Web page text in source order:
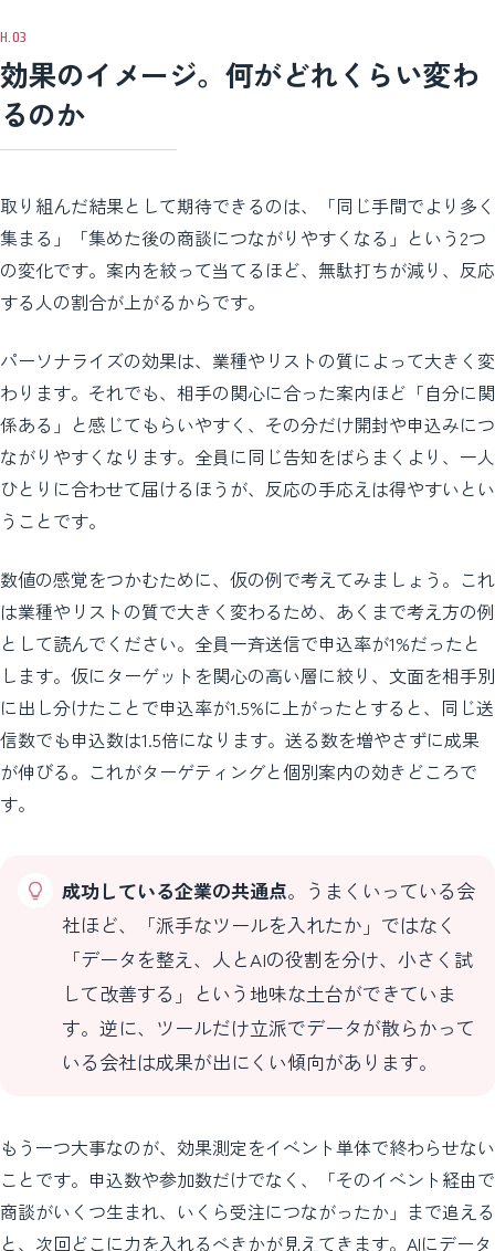
効果のイメージ。何がどれくらい変わ
るのか
取り組んだ結果として期待できるのは、「同じ手間でより多く
集まる」「集めた後の商談につながりやすくなる」という2つ
の変化です。案内を絞って当てるほど、無駄打ちが減り、反応
する人の割合が上がるからです。
パーソナライズの効果は、業種やリストの質によって大きく変
わります。それでも、相手の関心に合った案内ほど「自分に関
係ある」と感じてもらいやすく、その分だけ開封や申込みにつ
ながりやすくなります。全員に同じ告知をばらまくより、一人
ひとりに合わせて届けるほうが、反応の手応えは得やすいとい
うことです。
数値の感覚をつかむために、仮の例で考えてみましょう。これ
は業種やリストの質で大きく変わるため、あくまで考え方の例
として読んでください。全員一斉送信で申込率が1%だったと
します。仮にターゲットを関心の高い層に絞り、文面を相手別
に出し分けたことで申込率が1.5%に上がったとすると、同じ送
信数でも申込数は1.5倍になります。送る数を増やさずに成果
が伸びる。これがターゲティングと個別案内の効きどころで
す。
成功している企業の共通点。うまくいっている会
社ほど、「派手なツールを入れたか」ではなく
「データを整え、人とAIの役割を分け、小さく試
して改善する」という地味な土台ができていま
す。逆に、ツールだけ立派でデータが散らかって
いる会社は成果が出にくい傾向があります。
もう一つ大事なのが、効果測定をイベント単体で終わらせない
ことです。申込数や参加数だけでなく、「そのイベント経由で
商談がいくつ生まれ、いくら受注につながったか」まで追える
と、次回どこに力を入れるべきかが見えてきます。AIにデータ